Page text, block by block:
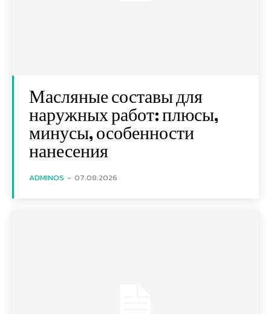
Масляные составы для
наружных работ: плюсы,
минусы, особенности
нанесения
ADMINOS - 07.08.2026